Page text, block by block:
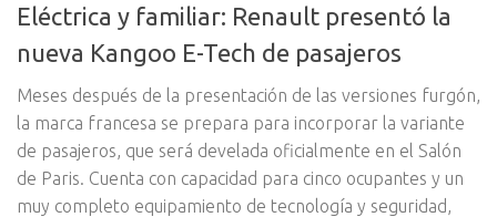
Eléctrica y familiar: Renault presentó la
nueva Kangoo E-Tech de pasajeros
Meses después de la presentación de las versiones furgón,
la marca francesa se prepara para incorporar la variante
de pasajeros, que será develada oficialmente en el Salón
de Paris. Cuenta con capacidad para cinco ocupantes y un
muy completo equipamiento de tecnología y seguridad,